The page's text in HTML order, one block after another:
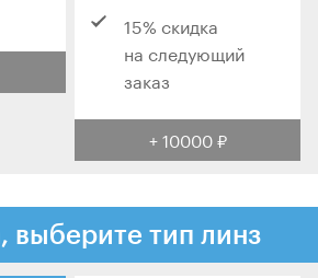
15% скидка
на следующий
заказ
+ 10000 ₽
выберите тип линз